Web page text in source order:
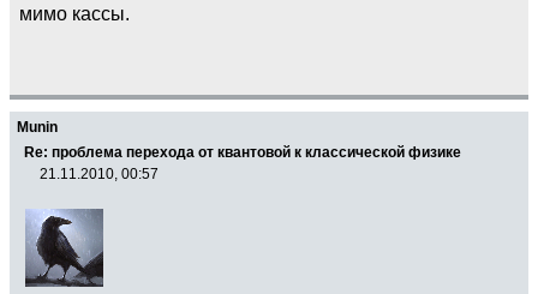
мимо кассы.
Munin
Re: проблема перехода от квантовой к классической физике
21.11.2010, 00:57